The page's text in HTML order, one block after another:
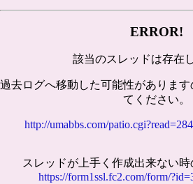
ERROR!
該当のスレッドは存在
過去ログへ移動した可能性がありま
てください。
http://umabbs.com/
スレッドが上手く作成出来ない
https://form1ssl.fc2.com/form/